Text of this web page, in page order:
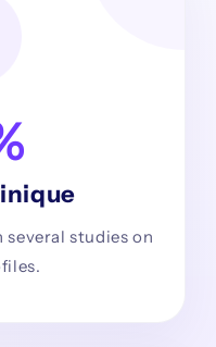
several studies on